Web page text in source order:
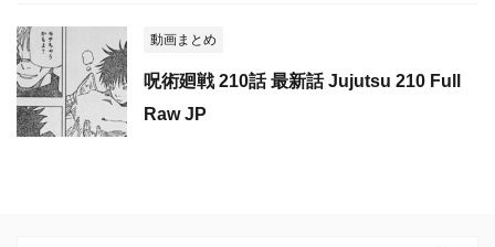
動画まとめ
呪術廻戦 210話 最新話 Jujutsu 210 Full
Raw JP